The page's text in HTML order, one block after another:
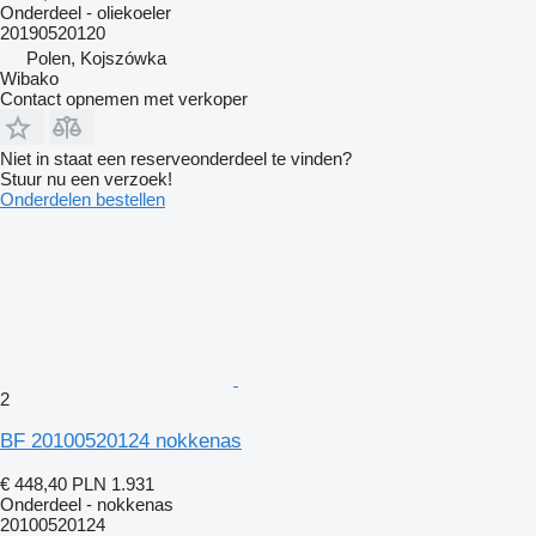
Onderdeel - oliekoeler
20190520120
Polen, Kojszówka
Wibako
Contact opnemen met verkoper
Niet in staat een reserveonderdeel te vinden?
Stuur nu een verzoek!
Onderdelen bestellen
2
BF 20100520124 nokkenas
€ 448,40 PLN 1.931
Onderdeel - nokkenas
20100520124